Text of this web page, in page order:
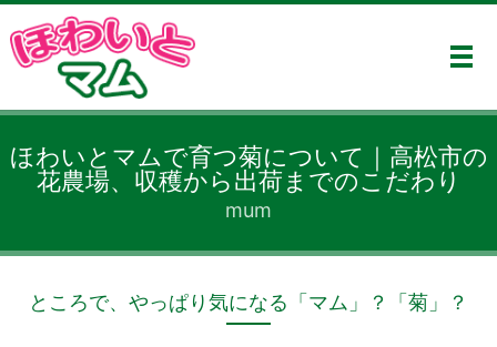
メ
ほわいとマムで育つ菊について｜高松市の
花農場、収穫から出荷までのこだわり
mum
ところで、やっぱり気になる「マム」？「菊」？